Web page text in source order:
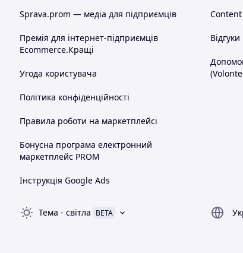
Sprava.prom — медіа для підприємців
Премія для інтернет-підприємців
Ecommerce.Кращі
Угода користувача
Політика конфіденційності
Правила роботи на маркетплейсі
Бонусна програма електронний
маркетплейс PROM
Інструкція Google Ads
Тема - світла BETA